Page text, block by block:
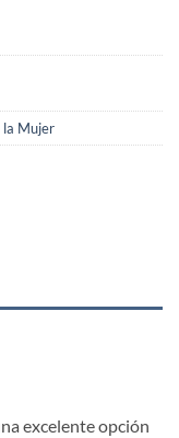
la Mujer
excelente opción